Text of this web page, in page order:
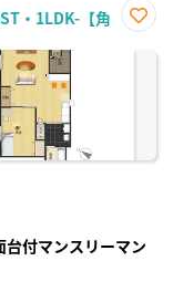
・1LDK-【角
に入
台付マンスリーマン